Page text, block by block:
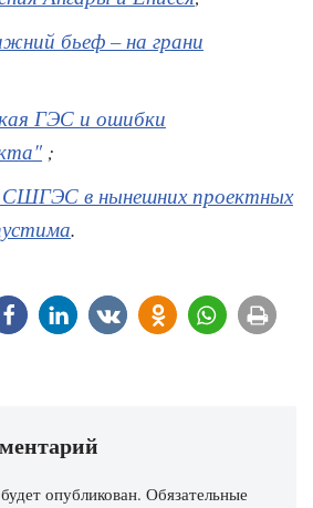
бьеф – на грани
ГЭС и ошибки
;
СШГЭС в нынешних проектных
.
опубликован. Обязательные